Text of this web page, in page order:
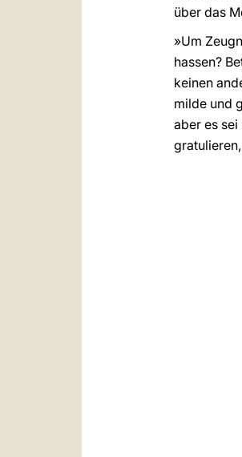
über das
»Um
hassen?
keinen
milde und
aber es